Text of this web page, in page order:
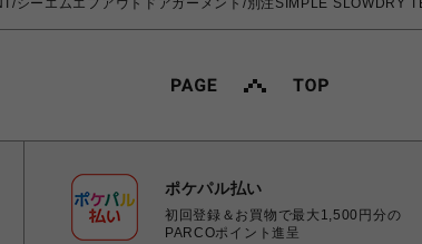
シーエムエフアウトドアガーメント/別注SIMPLE SLOWDRY
ポケパル払い
初回登録＆お買物で最大1,500円分の
PARCOポイント進呈